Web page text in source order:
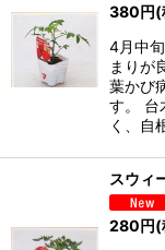
380円(
4月中
まりが
葉かび
す。 台
く、自
スウィ
280円(